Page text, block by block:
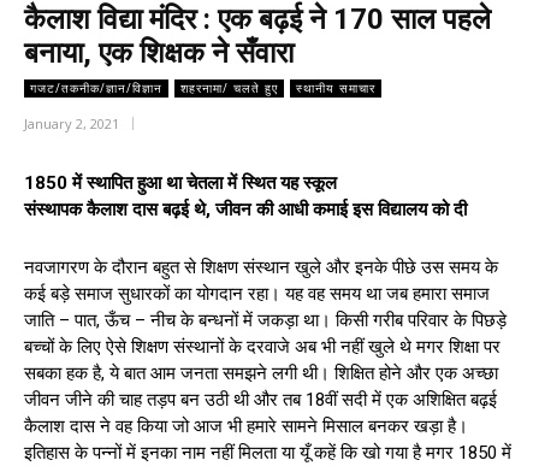
कैलाश विद्या मंदिर : एक बढ़ई ने 170 साल पहले
बनाया, एक शिक्षक ने सँवारा
गजट/तकनीक/ज्ञान/विज्ञान शहरनामा/ चलते हुए स्थानीय समाचार
January 2, 2021
1850 में स्थापित हुआ था चेतला में स्थित यह स्कूल
संस्थापक कैलाश दास बढ़ई थे, जीवन की आधी कमाई इस विद्यालय को दी
नवजागरण के दौरान बहुत से शिक्षण संस्थान खुले और इनके पीछे उस समय के
कई बड़े समाज सुधारकों का योगदान रहा। यह वह समय था जब हमारा समाज
जाति – पात, ऊँच – नीच के बन्धनों में जकड़ा था। किसी गरीब परिवार के पिछड़े
बच्चों के लिए ऐसे शिक्षण संस्थानों के दरवाजे अब भी नहीं खुले थे मगर शिक्षा पर
सबका हक है, ये बात आम जनता समझने लगी थी। शिक्षित होने और एक अच्छा
जीवन जीने की चाह तड़प बन उठी थी और तब 18वीं सदी में एक अशिक्षित बढ़ई
कैलाश दास ने वह किया जो आज भी हमारे सामने मिसाल बनकर खड़ा है।
इतिहास के पन्नों में इनका नाम नहीं मिलता या यूँ कहें कि खो गया है मगर 1850 में